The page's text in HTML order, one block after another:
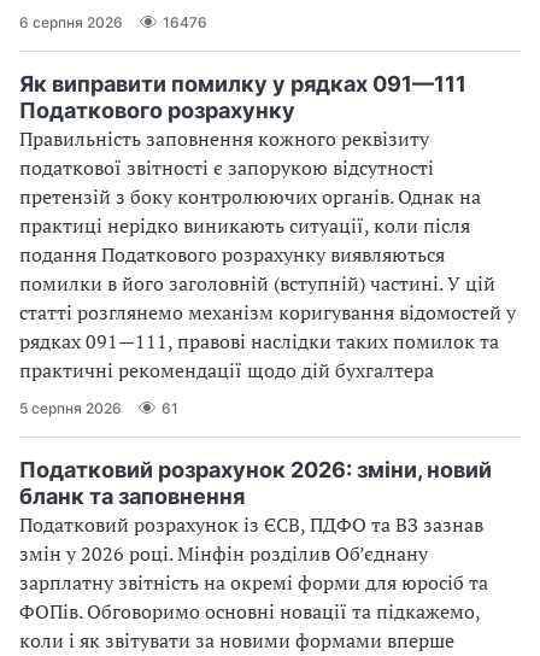
6 серпня 2026 16476
Як виправити помилку у рядках 091—111
Податкового розрахунку
Правильність заповнення кожного реквізиту
податкової звітності є запорукою відсутності
претензій з боку контролюючих органів. Однак на
практиці нерідко виникають ситуації, коли після
подання Податкового розрахунку виявляються
помилки в його заголовній (вступній) частині. У цій
статті розглянемо механізм коригування відомостей у
рядках 091—111, правові наслідки таких помилок та
практичні рекомендації щодо дій бухгалтера
5 серпня 2026 61
Податковий розрахунок 2026: зміни, новий
бланк та заповнення
Податковий розрахунок із ЄСВ, ПДФО та ВЗ зазнав
змін у 2026 році. Мінфін розділив Об’єднану
зарплатну звітність на окремі форми для юросіб та
ФОПів. Обговоримо основні новації та підкажемо,
коли і як звітувати за новими формами вперше